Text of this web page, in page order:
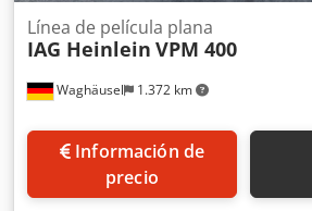
Waghäusel 1.372 km
Línea de película plana
IAG Heinlein VPM 400
Información de
precio